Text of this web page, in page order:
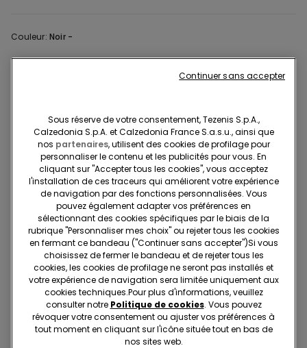
Couleur:Noir -
Soutien-gorge Super Push-Up en Dentelle Recyclée Los Angeles
Composition et lavage
Livraisons et retours
Recherchez en boutique
Projet Be The Change : traçabilité
Sous réserve de votre consentement, Tezenis S.p.A.,
Calzedonia S.p.A. et Calzedonia France S.a.s.u., ainsi que
nos partenaires, utilisent des cookies de profilage pour
personnaliser le contenu et les publicités pour vous. En
cliquant sur "Accepter tous les cookies", vous acceptez
l'installation de ces traceurs qui améliorent votre expérience
de navigation par des fonctions personnalisées. Vous
pouvez également adapter vos préférences en
sélectionnant des cookies spécifiques par le biais de la
rubrique "Personnaliser mes choix" ou rejeter tous les cookies
en fermant ce bandeau ("Continuer sans accepter")​Si vous
choisissez de fermer le bandeau et de rejeter tous les
cookies, les cookies de profilage ne seront pas installés et
votre expérience de navigation sera limitée uniquement aux
cookies techniques.​Pour plus d'informations, veuillez
consulter notre Politique de cookies. Vous pouvez
révoquer votre consentement ou ajuster vos préférences à
tout moment en cliquant sur l'icône située tout en bas de
nos sites web.
Continuer sans accepter